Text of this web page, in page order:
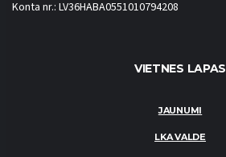
Konta nr.: LV36HABA0551010794208
VIETNES LAPAS
JAUNUMI
LKA VALDE